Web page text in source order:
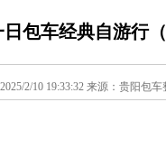
包车经典自游行
2025/2/10 19:33:32 来源：贵阳包车